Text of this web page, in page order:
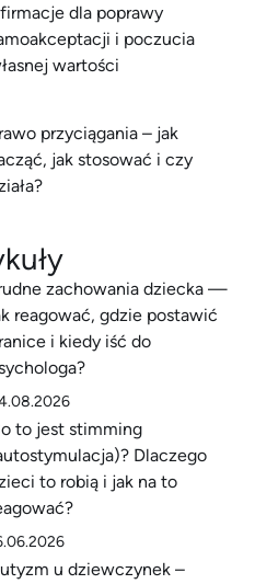
dla poprawy
i poczucia
wartości
przyciągania – jak
jak stosować i czy
zachowania dziecka —
reagować, gdzie postawić
i kiedy iść do
to jest stimming
Dlaczego
to robią i jak na to
u dziewczynek –